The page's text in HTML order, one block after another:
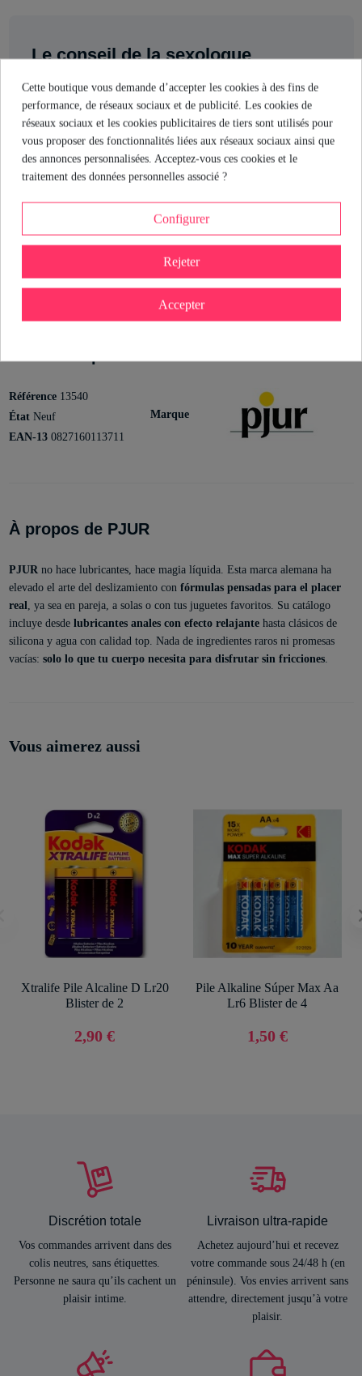
Le conseil de la sexologue
Si vous cherchez un nettoyant pour vos zones les plus délicates,
ce spray Pjur est un choix sûr : sans alcool, insipide, inodore et
testé dermatologiquement. Idéal pour celles et ceux qui veulent
une hygiène parfaite sans irritation ni odeur. Utilisez-le sur la
peau ou la zone intime et profitez de la sérénité d’un soin
sérieux. Parce que la propreté peut aussi être sexy et sans prise de
María Hernando
Sexologue chez Industrial Erótica
Marque
Référence 13540
État Neuf
EAN-13 0827160113711
À propos de PJUR
PJUR no hace lubricantes, hace magia líquida. Esta marca alemana ha
elevado el arte del deslizamiento con fórmulas pensadas para el placer
real
, ya sea en pareja, a solas o con tus juguetes favoritos. Su catálogo
incluye desde lubricantes anales con efecto relajantehasta clásicos de
silicona y agua con calidad top. Nada de ingredientes raros ni promesas
vacías: solo lo que tu cuerpo necesita para disfrutar sin fricciones.
Vous aimerez aussi
Xtralife Pile Alcaline D Lr20
Blister de 2
2,90 €
Pile Alkaline Súper Max Aa
Lr6 Blister de 4
1,50 €
Discrétion totale
Vos commandes arrivent dans des
colis neutres, sans étiquettes.
Personne ne saura qu’ils cachent un
plaisir intime.
Livraison ultra-rapide
Achetez aujourd’hui et recevez
votre commande sous 24/48 h (en
péninsule). Vos envies arrivent sans
attendre, directement jusqu’à votre
plaisir.
Cette boutique vous demande d’accepter les cookies à des fins de
performance, de réseaux sociaux et de publicité. Les cookies de
réseaux sociaux et les cookies publicitaires de tiers sont utilisés pour
vous proposer des fonctionnalités liées aux réseaux sociaux ainsi que
des annonces personnalisées. Acceptez-vous ces cookies et le
traitement des données personnelles associé ?
Configurer
Rejeter
Accepter